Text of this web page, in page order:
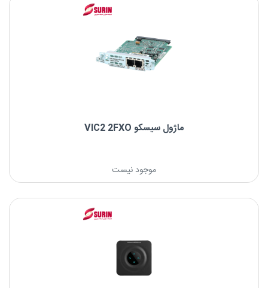
ماژول سیسکو VIC2 2FXO
موجود نیست